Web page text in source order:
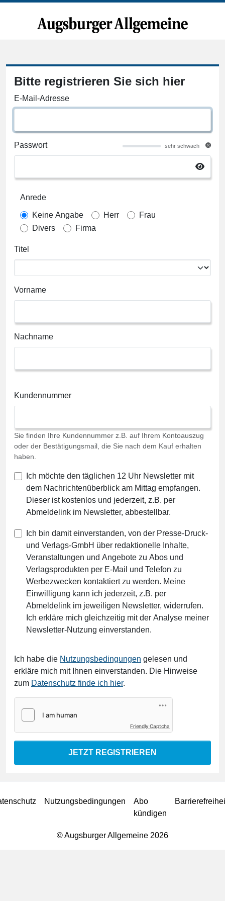
Bitte registrieren Sie sich hier
E-Mail-Adresse
Passwort sehr schwach
Anrede
Keine Angabe Herr
Frau
Divers
Firma
Titel
Vorname
Nachname
Kundennummer
Sie finden Ihre Kundennummer z.B. auf Ihrem Kontoauszug
oder der Bestätigungsmail, die Sie nach dem Kauf erhalten
haben.
Ich möchte den täglichen 12 Uhr Newsletter mit
dem Nachrichtenüberblick am Mittag empfangen.
Dieser ist kostenlos und jederzeit, z.B. per
Abmeldelink im Newsletter, abbestellbar.
Ich bin damit einverstanden, von der Presse-Druck-
und Verlags-GmbH über redaktionelle Inhalte,
Veranstaltungen und Angebote zu Abos und
Verlagsprodukten per E-Mail und Telefon zu
Werbezwecken kontaktiert zu werden. Meine
Einwilligung kann ich jederzeit, z.B. per
Abmeldelink im jeweiligen Newsletter, widerrufen.
Ich erkläre mich gleichzeitig mit der Analyse meiner
Newsletter-Nutzung einverstanden.
Ich habe die Nutzungsbedingungen gelesen und
erkläre mich mit Ihnen einverstanden. Die Hinweise
zum Datenschutz finde ich hier.
Friendly Captcha
JETZT REGISTRIEREN
Nutzungsbedingungen
Abo
kündigen
© Augsburger Allgemeine 2026